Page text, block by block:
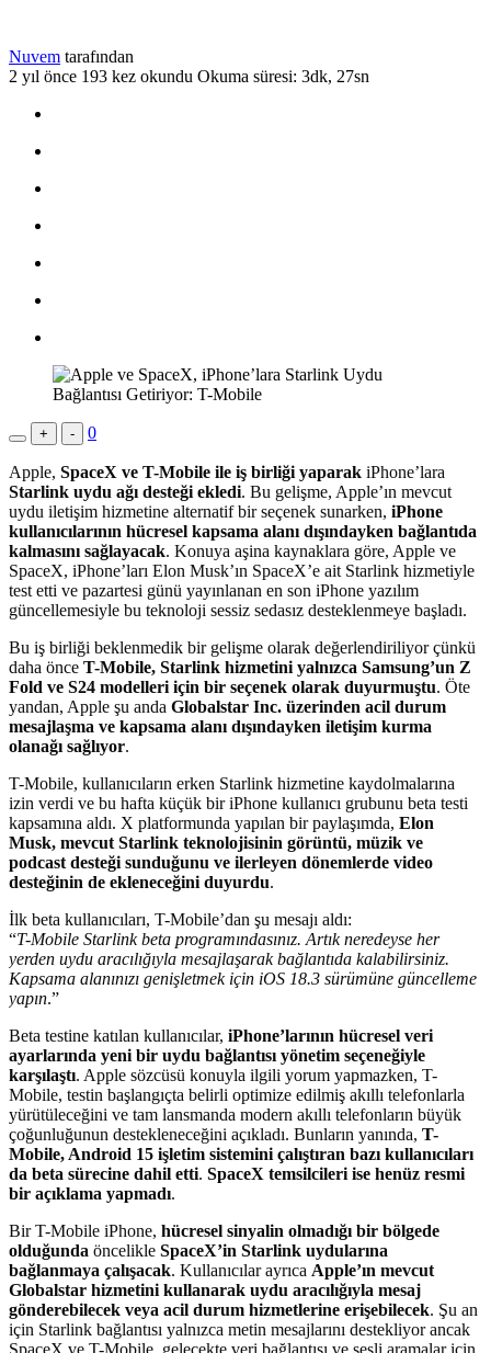
Nuvem tarafından
2 yıl önce 193 kez okundu Okuma süresi: 3dk, 27sn
+ - 0
Apple, SpaceX ve T-Mobile ile iş birliği yaparak iPhone’lara
Starlink uydu ağı desteği ekledi. Bu gelişme, Apple’ın mevcut
uydu iletişim hizmetine alternatif bir seçenek sunarken, iPhone
kullanıcılarının hücresel kapsama alanı dışındayken bağlantıda
kalmasını sağlayacak. Konuya aşina kaynaklara göre, Apple ve
SpaceX, iPhone’ları Elon Musk’ın SpaceX’e ait Starlink hizmetiyle
test etti ve pazartesi günü yayınlanan en son iPhone yazılım
güncellemesiyle bu teknoloji sessiz sedasız desteklenmeye başladı.
Bu iş birliği beklenmedik bir gelişme olarak değerlendiriliyor çünkü
daha önce T-Mobile, Starlink hizmetini yalnızca Samsung’un Z
Fold ve S24 modelleri için bir seçenek olarak duyurmuştu. Öte
yandan, Apple şu anda Globalstar Inc. üzerinden acil durum
mesajlaşma ve kapsama alanı dışındayken iletişim kurma
olanağı sağlıyor.
T-Mobile, kullanıcıların erken Starlink hizmetine kaydolmalarına
izin verdi ve bu hafta küçük bir iPhone kullanıcı grubunu beta testi
kapsamına aldı. X platformunda yapılan bir paylaşımda, Elon
Musk, mevcut Starlink teknolojisinin görüntü, müzik ve
podcast desteği sunduğunu ve ilerleyen dönemlerde video
desteğinin de ekleneceğini duyurdu.
İlk beta kullanıcıları, T-Mobile’dan şu mesajı aldı:
“T-Mobile Starlink beta programındasınız. Artık neredeyse her
yerden uydu aracılığıyla mesajlaşarak bağlantıda kalabilirsiniz.
Kapsama alanınızı genişletmek için iOS 18.3 sürümüne güncelleme
yapın.”
Beta testine katılan kullanıcılar, iPhone’larının hücresel veri
ayarlarında yeni bir uydu bağlantısı yönetim seçeneğiyle
karşılaştı. Apple sözcüsü konuyla ilgili yorum yapmazken, T-
Mobile, testin başlangıçta belirli optimize edilmiş akıllı telefonlarla
yürütüleceğini ve tam lansmanda modern akıllı telefonların büyük
çoğunluğunun destekleneceğini açıkladı. Bunların yanında, T-
Mobile, Android 15 işletim sistemini çalıştıran bazı kullanıcıları
da beta sürecine dahil etti. SpaceX temsilcileri ise henüz resmi
bir açıklama yapmadı.
Bir T-Mobile iPhone, hücresel sinyalin olmadığı bir bölgede
olduğunda öncelikle SpaceX’in Starlink uydularına
bağlanmaya çalışacak. Kullanıcılar ayrıca Apple’ın mevcut
Globalstar hizmetini kullanarak uydu aracılığıyla mesaj
gönderebilecek veya acil durum hizmetlerine erişebilecek. Şu an
için Starlink bağlantısı yalnızca metin mesajlarını destekliyor ancak
SpaceX ve T-Mobile, gelecekte veri bağlantısı ve sesli aramalar için